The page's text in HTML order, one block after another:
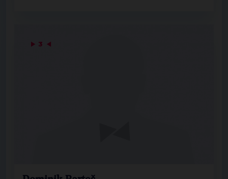
▶ 3 ◀